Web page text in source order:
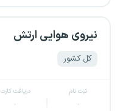
نیروی هوایی ارتش
کل کشور
ثبت نام
-
دریافت کارت
-